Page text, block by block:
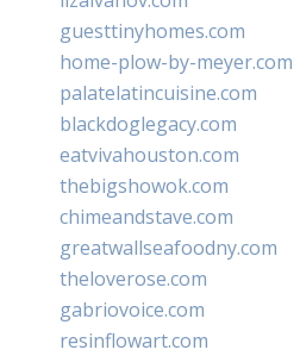
guesttinyhomes.com
home-plow-by-meyer.com
palatelatincuisine.com
blackdoglegacy.com
eatvivahouston.com
thebigshowok.com
chimeandstave.com
greatwallseafoodny.com
theloverose.com
gabriovoice.com
resinflowart.com